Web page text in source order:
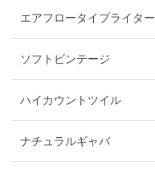
エアフロータイプライター
ソフトビンテージ
ハイカウントツイル
ナチュラルギャバ